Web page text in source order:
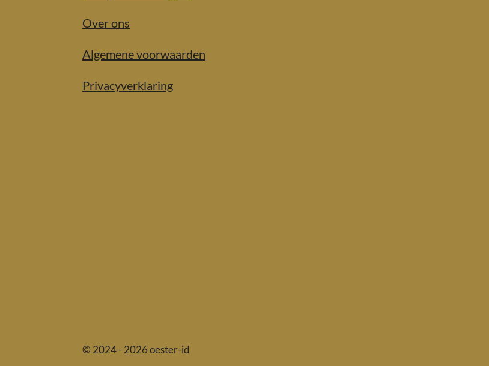
Over ons
Algemene voorwaarden
Privacyverklaring
© 2024 - 2026 oester-id